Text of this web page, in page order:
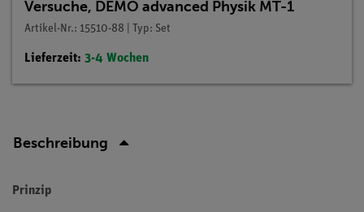
Versuche, DEMO advanced Physik MT-1
Artikel-Nr.: 15510-88 | Typ: Set
Lieferzeit: 3-4 Wochen
Beschreibung
Prinzip